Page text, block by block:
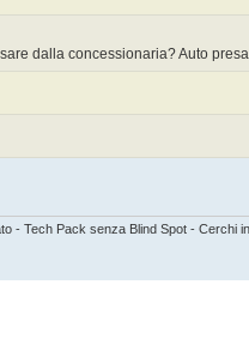
dalla concessionaria? Auto
- Tech Pack senza Blind Spot - Cerchi